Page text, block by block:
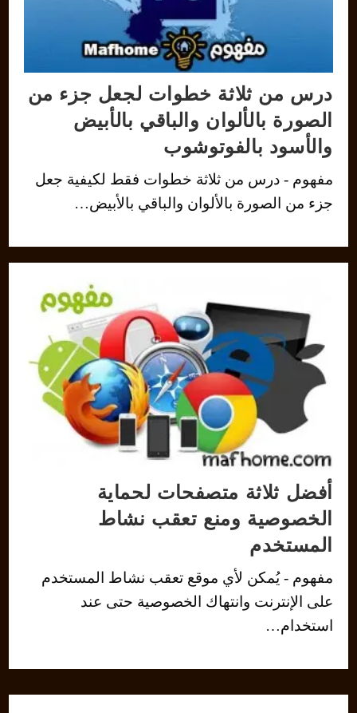
درس من ثلاثة خطوات لجعل جزء من
الصورة بالألوان والباقي بالأبيض
والأسود بالفوتوشوب
مفهوم - درس من ثلاثة خطوات فقط لكيفية جعل
جزء من الصورة بالألوان والباقي بالأبيض…
أفضل ثلاثة متصفحات لحماية
الخصوصية ومنع تعقب نشاط
المستخدم
مفهوم - يُمكن لأي موقع تعقب نشاط المستخدم
على الإنترنت وانتهاك الخصوصية حتى عند
استخدام…